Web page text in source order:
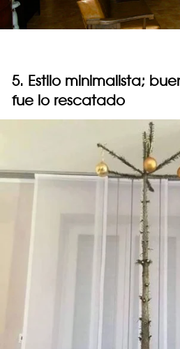
5. Estilo minimalista;
fue lo rescatado